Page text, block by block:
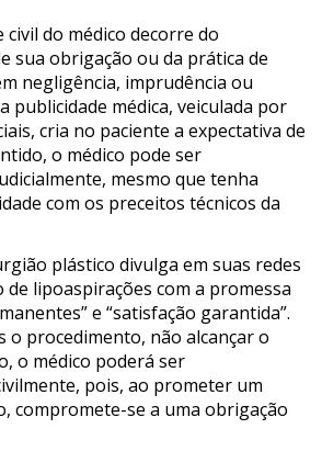
do médico decorre do
sua obrigação ou da prática de
negligência, imprudência ou
publicidade médica, veiculada por
cria no paciente a expectativa de
o médico pode ser
mesmo que tenha
com os preceitos técnicos da
plástico divulga em suas redes
de lipoaspirações com a promessa
e “satisfação garantida”.
o procedimento, não alcançar o
o médico poderá ser
pois, ao prometer um
compromete-se a uma obrigação